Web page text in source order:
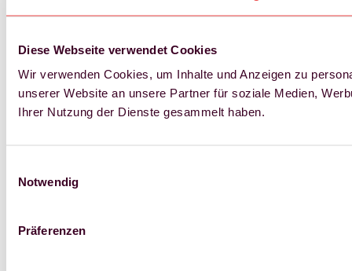
Diese Webseite verwendet Cookies
Wir verwenden Cookies, um Inhalte und Anzeigen zu
unserer Website an unsere Partner für soziale Medien,
Ihrer Nutzung der Dienste gesammelt haben.
Notwendig
Präferenzen